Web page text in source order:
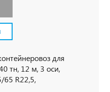
для
тн, 12 м, 3 оси,
65 R22,5,